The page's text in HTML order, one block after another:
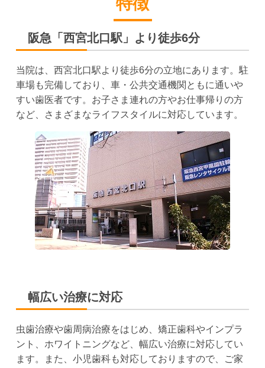
阪急「西宮北口駅」より徒歩6分
当院は、西宮北口駅より徒歩6分の立地にあります。駐
車場も完備しており、車・公共交通機関ともに通いや
すい歯医者です。お子さま連れの方やお仕事帰りの方
など、さまざまなライフスタイルに対応しています。
幅広い治療に対応
虫歯治療や歯周病治療をはじめ、矯正歯科やインプラ
ント、ホワイトニングなど、幅広い治療に対応してい
ます。また、小児歯科も対応しておりますので、ご家